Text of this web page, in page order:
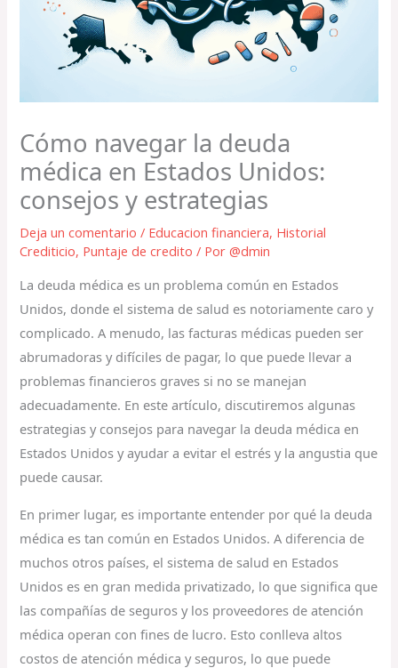
Cómo navegar la deuda
médica en Estados Unidos:
consejos y estrategias
Deja un comentario / Educacion financiera, Historial
Crediticio, Puntaje de credito / Por@dmin
La deuda médica es un problema común en Estados
Unidos, donde el sistema de salud es notoriamente caro y
complicado. A menudo, las facturas médicas pueden ser
abrumadoras y difíciles de pagar, lo que puede llevar a
problemas financieros graves si no se manejan
adecuadamente. En este artículo, discutiremos algunas
estrategias y consejos para navegar la deuda médica en
Estados Unidos y ayudar a evitar el estrés y la angustia que
puede causar.
En primer lugar, es importante entender por qué la deuda
médica es tan común en Estados Unidos. A diferencia de
muchos otros países, el sistema de salud en Estados
Unidos es en gran medida privatizado, lo que significa que
las compañías de seguros y los proveedores de atención
médica operan con fines de lucro. Esto conlleva altos
costos de atención médica y seguros, lo que puede